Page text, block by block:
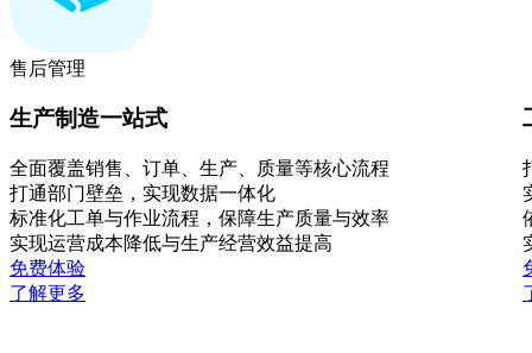
售后管理
生产制造一站式
全面覆盖销售、订单、生产、质量等核心流程
打通部门壁垒，实现数据一体化
标准化工单与作业流程，保障生产质量与效率
实现运营成本降低与生产经营效益提高
免费体验
了解更多